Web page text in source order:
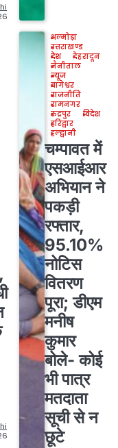
अल्मोड़ा
उत्तराखण्ड
देश
देहरादून
नैनीताल
न्यूज
बागेश्वर
राजनीति
रामनगर
रुद्रपुर
विदेश
हरिद्वार
हल्द्वानी
चम्पावत में
एसआईआर
अभियान ने
पकड़ी
रफ्तार,
95.10%
नोटिस
वितरण
पूरा; डीएम
मनीष
कुमार
बोले- कोई
भी पात्र
मतदाता
सूची से न
छूटे